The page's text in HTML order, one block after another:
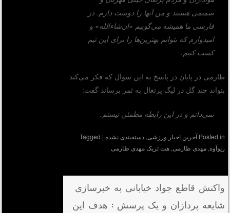
صمیمی هستند و من آنها را دوست دارم. در
فارسی ما همیشه می‌گوییم «ان‌شاءالله» و
امیدوارم که بتوانم بهترین‌ها را برای این تیم
کسب کنیم.
طارمی در پایان در پاسخ به این سوال که فکر می‌کند
بتواند چند گل در لیگ پرتغال به ثمر برساند گفت:
نمی‌دانم و در این رابطه مطمئن نیستم.
Posted inآخرین اخبار ورزشی,دسته‌بندی نشده|
Tagged
ریوآوه,مهدی طارمی,هت تریک مهدی طارمی
واکنش قاطع جواد خیابانی به خبرسازی
شایعه پردازان و یک پرسش : هدف این